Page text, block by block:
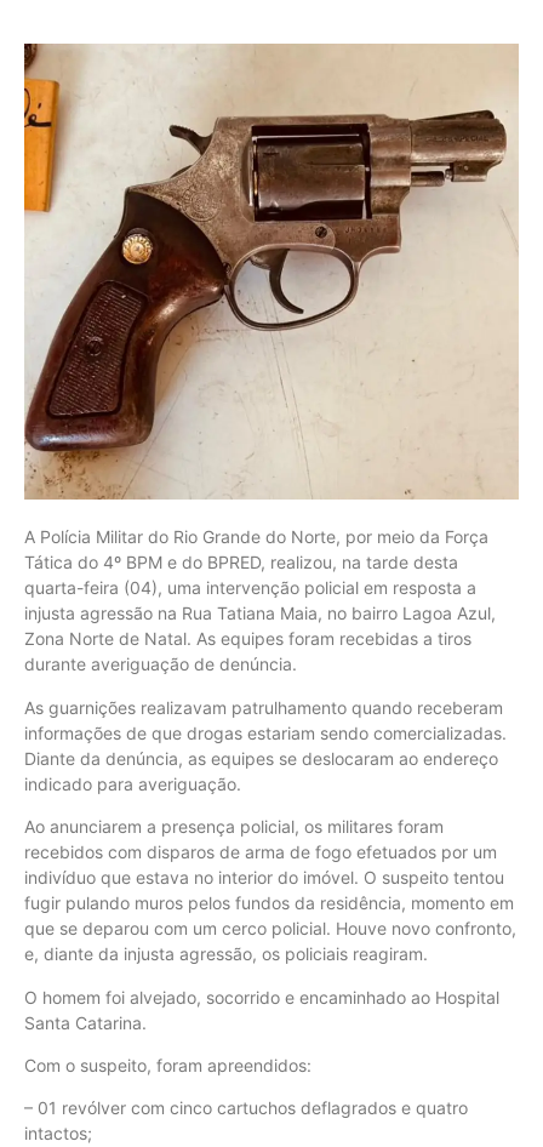
A Polícia Militar do Rio Grande do Norte, por meio da Força
Tática do 4º BPM e do BPRED, realizou, na tarde desta
quarta-feira (04), uma intervenção policial em resposta a
injusta agressão na Rua Tatiana Maia, no bairro Lagoa Azul,
Zona Norte de Natal. As equipes foram recebidas a tiros
durante averiguação de denúncia.
As guarnições realizavam patrulhamento quando receberam
informações de que drogas estariam sendo comercializadas.
Diante da denúncia, as equipes se deslocaram ao endereço
indicado para averiguação.
Ao anunciarem a presença policial, os militares foram
recebidos com disparos de arma de fogo efetuados por um
indivíduo que estava no interior do imóvel. O suspeito tentou
fugir pulando muros pelos fundos da residência, momento em
que se deparou com um cerco policial. Houve novo confronto,
e, diante da injusta agressão, os policiais reagiram.
O homem foi alvejado, socorrido e encaminhado ao Hospital
Santa Catarina.
Com o suspeito, foram apreendidos:
– 01 revólver com cinco cartuchos deflagrados e quatro
intactos;